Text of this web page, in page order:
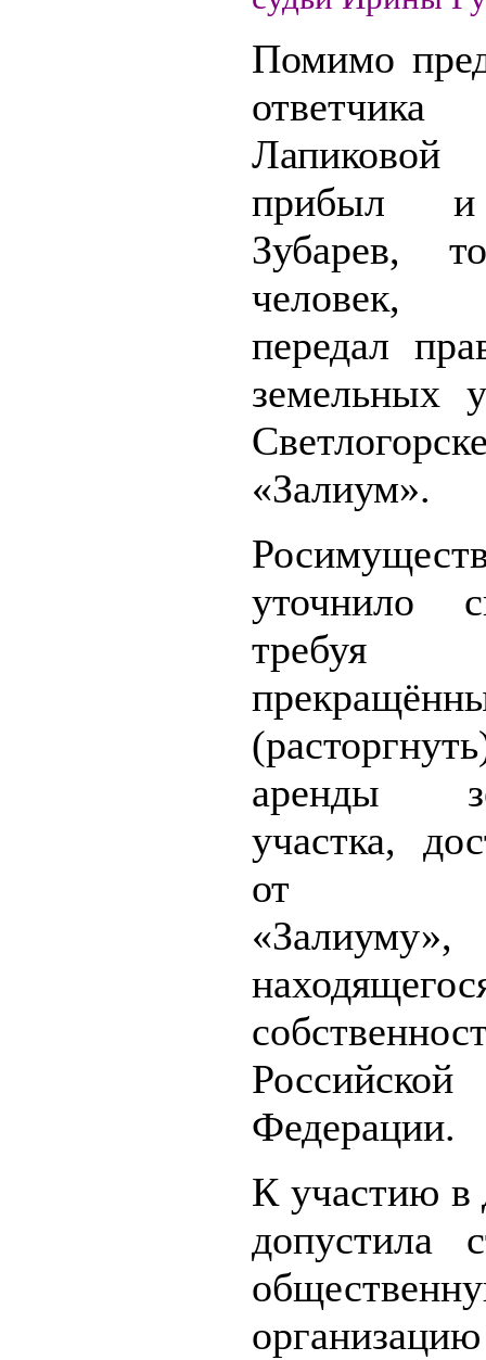
Помимо
прибыл и
Зубарев,
человек,
передал
земельных
«Залиум».
уточнило
требуя
аренды
участка,
от
Российской
Федерации.
К участию в
допустила